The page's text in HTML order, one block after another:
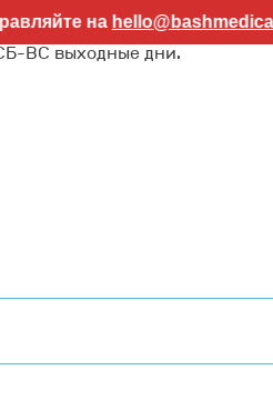
наhello@bashmedica.ru
ВС выходные дни.